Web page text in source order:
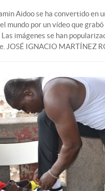
Aidoo se ha convertido en
mundo por un vídeo que
Las imágenes se han
JOSÉ IGNACIO MARTÍNEZ